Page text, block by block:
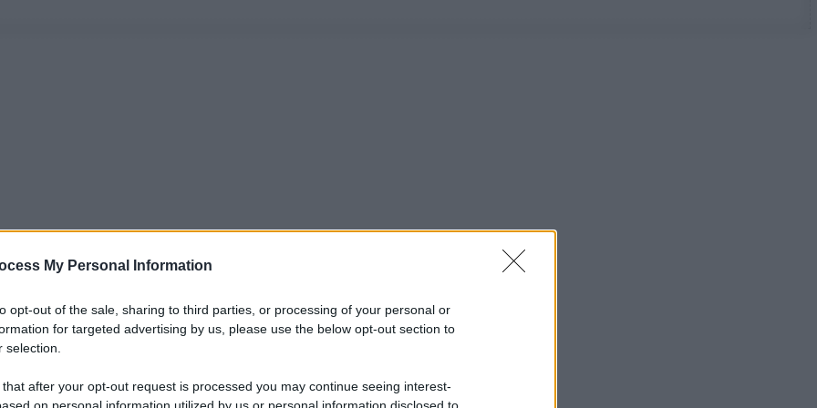
My Personal Information
opt-out of the sale, sharing to third parties, or processing of your personal or
for targeted advertising by us, please use the below opt-out section to
selection.
after your opt-out request is processed you may continue seeing interest-